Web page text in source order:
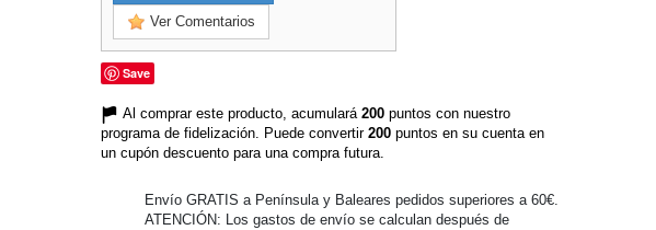
Ver Comentarios
Save
Al comprar este producto, acumulará 200 puntos con nuestro
programa de fidelización. Puede convertir 200 puntos en su cuenta en
un cupón descuento para una compra futura.
Envío GRATIS a Península y Baleares pedidos superiores a 60€.
ATENCIÓN: Los gastos de envío se calculan después de